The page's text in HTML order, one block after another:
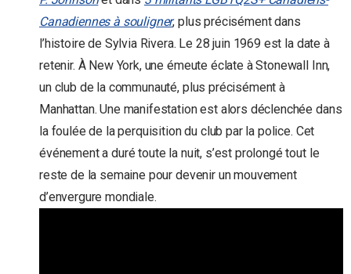
Canadiennes à souligner, plus précisément dans
l’histoire de Sylvia Rivera. Le 28 juin 1969 est la date à
retenir. À New York, une émeute éclate à Stonewall Inn,
un club de la communauté, plus précisément à
Manhattan. Une manifestation est alors déclenchée dans
la foulée de la perquisition du club par la police. Cet
événement a duré toute la nuit, s’est prolongé tout le
reste de la semaine pour devenir un mouvement
d’envergure mondiale.